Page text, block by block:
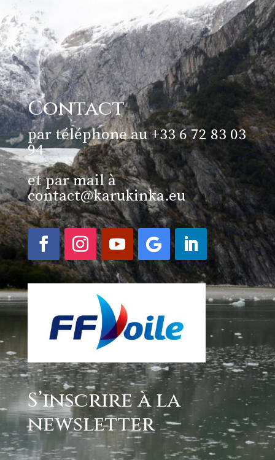
Contact
par téléphone au +33 6 72 83 03
94
et par mail à
contact@karukinka.eu
S’inscrire à la
newsletter